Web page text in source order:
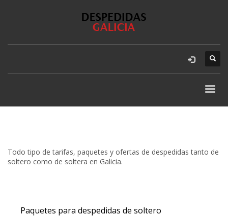
Todo tipo de tarifas, paquetes y ofertas de despedidas tanto de
soltero como de soltera en Galicia.
Paquetes para despedidas de soltero